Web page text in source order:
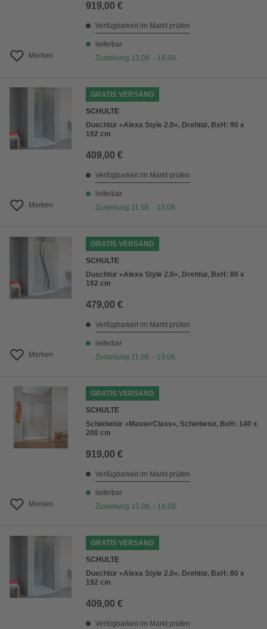
Merken
919,00 €
Verfügbarkeit im Markt prüfen
lieferbar
Zustellung 15.08. - 18.08.
Merken
GRATIS VERSAND
SCHULTE
Duschtür »Alexa Style 2.0«, Drehtür, BxH: 90 x
192 cm
409,00 €
Verfügbarkeit im Markt prüfen
lieferbar
Zustellung 11.08. - 13.08.
Merken
GRATIS VERSAND
SCHULTE
Duschtür »Alexa Style 2.0«, Drehtür, BxH: 80 x
192 cm
479,00 €
Verfügbarkeit im Markt prüfen
lieferbar
Zustellung 11.08. - 13.08.
Merken
GRATIS VERSAND
SCHULTE
Schiebetür »MasterClass«, Schiebetür, BxH: 140 x
200 cm
919,00 €
Verfügbarkeit im Markt prüfen
lieferbar
Zustellung 15.08. - 18.08.
GRATIS VERSAND
SCHULTE
Duschtür »Alexa Style 2.0«, Drehtür, BxH: 80 x
192 cm
409,00 €
Verfügbarkeit im Markt prüfen